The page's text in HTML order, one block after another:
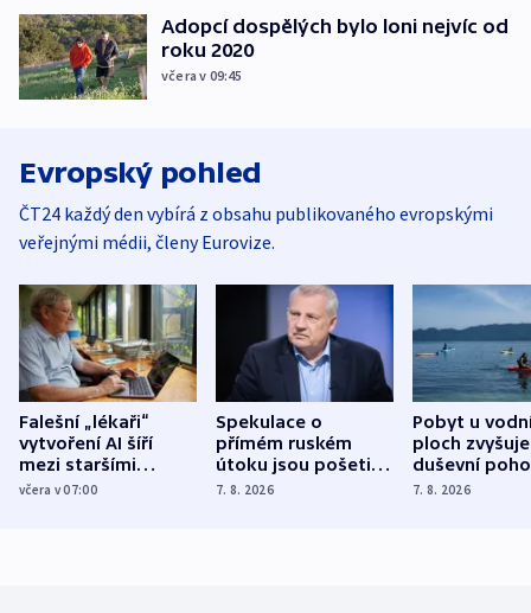
Adopcí dospělých bylo loni nejvíc od
roku 2020
včera v 09:45
Evropský pohled
ČT24 každý den vybírá z obsahu publikovaného evropskými
veřejnými médii, členy Eurovize.
Falešní „lékaři“
vytvoření AI šíří
mezi staršími
Poláky nebezpečné
včera v 07:00
Spekulace o
přímém ruském
útoku jsou pošetilé,
míní estonský
7. 8. 2026
Pobyt u
ploch zvyšuje
duševní
ukázala
7. 8. 2026